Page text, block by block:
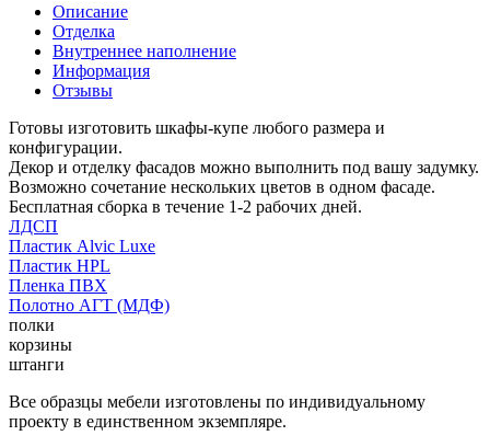
Описание
Отделка
Внутреннее наполнение
Информация
Отзывы
Готовы изготовить шкафы-купе любого размера и
конфигурации.
Декор и отделку фасадов можно выполнить под вашу задумку.
Возможно сочетание нескольких цветов в одном фасаде.
Бесплатная сборка в течение 1-2 рабочих дней.
ЛДСП
Пластик Alvic Luxe
Пластик HPL
Пленка ПВХ
Полотно АГТ (МДФ)
полки
корзины
штанги
Все образцы мебели изготовлены по индивидуальному
проекту в единственном экземпляре.